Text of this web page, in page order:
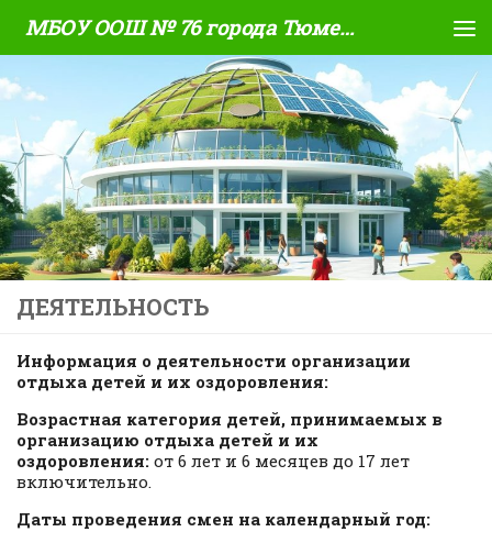
Skip to content МБОУ ООШ № 76 города Тюмени
ДЕЯТЕЛЬНОСТЬ
Информация о деятельности организации
отдыха детей и их оздоровления:
Возрастная категория детей, принимаемых в
организацию отдыха детей и их
оздоровления: от 6 лет и 6 месяцев до 17 лет
включительно.
Даты проведения смен на календарный год: